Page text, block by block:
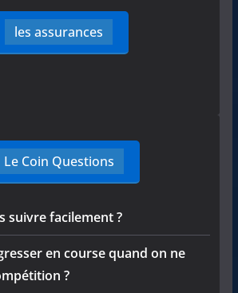
les assurances
Le Coin Questions
suivre facilement ?
en course quand on ne
?